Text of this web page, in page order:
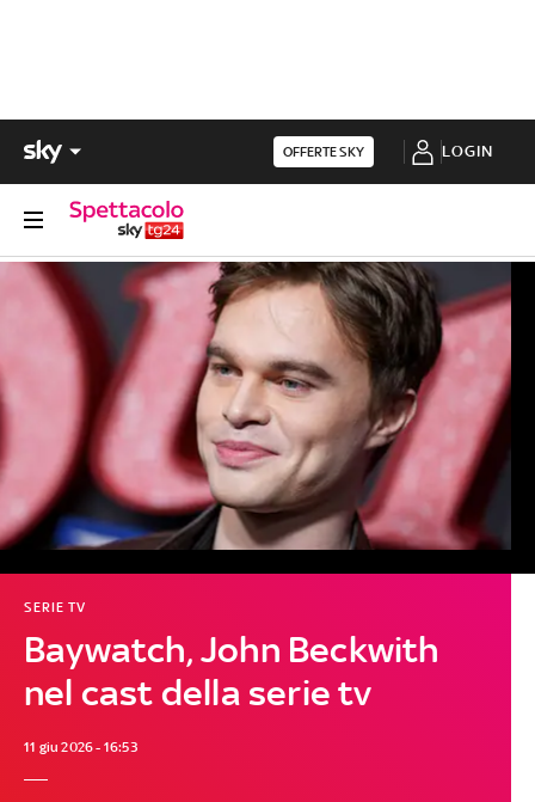
OFFERTE SKY LOGIN
Baywatch, John Beckwith
nel cast della serie tv
SERIE TV
11 giu 2026 - 16:53